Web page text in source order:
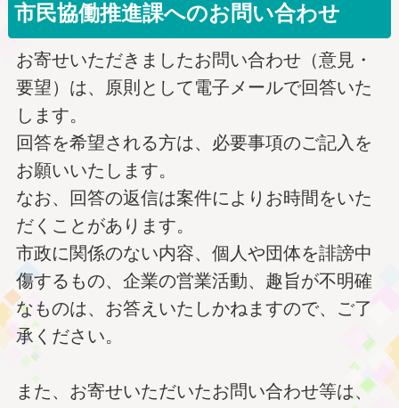
市民協働推進課へのお問い合わせ
お寄せいただきましたお問い合わせ（意見・
要望）は、原則として電子メールで回答いた
します。
回答を希望される方は、必要事項のご記入を
お願いいたします。
なお、回答の返信は案件によりお時間をいた
だくことがあります。
市政に関係のない内容、個人や団体を誹謗中
傷するもの、企業の営業活動、趣旨が不明確
なものは、お答えいたしかねますので、ご了
承ください。
また、お寄せいただいたお問い合わせ等は、